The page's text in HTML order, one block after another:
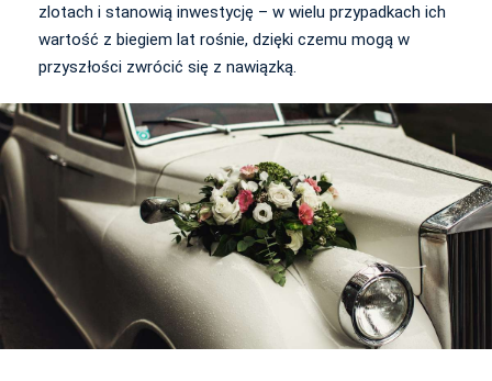
zlotach i stanowią inwestycję – w wielu przypadkach ich
wartość z biegiem lat rośnie, dzięki czemu mogą w
przyszłości zwrócić się z nawiązką.